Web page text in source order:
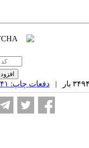
دفعات چاپ: ۳۴۱ بار